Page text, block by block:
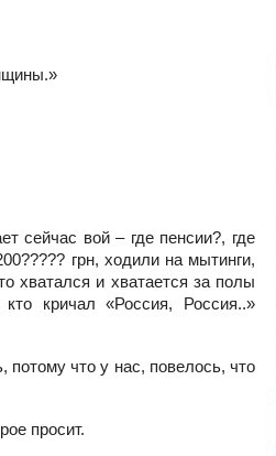
сейчас вой – где пенсии?, где
грн, ходили на мытинги,
хватался и хватается за полы
кричал «Россия, Россия..»
потому что у нас, повелось, что
просит.